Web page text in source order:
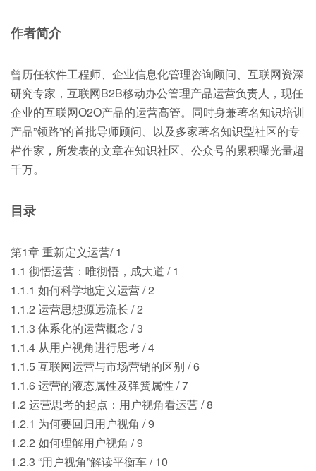
作者简介
曾历任软件工程师、企业信息化管理咨询顾问、互联网资深
研究专家，互联网B2B移动办公管理产品运营负责人，现任
企业的互联网O2O产品的运营高管。同时身兼著名知识培训
产品”领路”的首批导师顾问、以及多家著名知识型社区的专
栏作家，所发表的文章在知识社区、公众号的累积曝光量超
千万。
目录
第1章 重新定义运营/ 1
1.1 彻悟运营：唯彻悟，成大道 / 1
1.1.1 如何科学地定义运营 / 2
1.1.2 运营思想源远流长 / 2
1.1.3 体系化的运营概念 / 3
1.1.4 从用户视角进行思考 / 4
1.1.5 互联网运营与市场营销的区别 / 6
1.1.6 运营的液态属性及弹簧属性 / 7
1.2 运营思考的起点：用户视角看运营 / 8
1.2.1 为何要回归用户视角 / 9
1.2.2 如何理解用户视角 / 9
1.2.3 “用户视角”解读平衡车 / 10